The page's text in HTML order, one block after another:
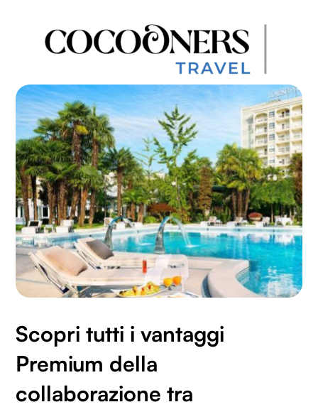
Scopri tutti i vantaggi
Premium della
collaborazione tra